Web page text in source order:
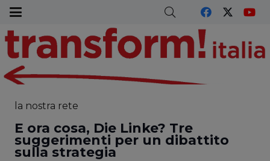
la nostra rete
E ora cosa, Die Linke? Tre
suggerimenti per un dibattito
sulla strategia